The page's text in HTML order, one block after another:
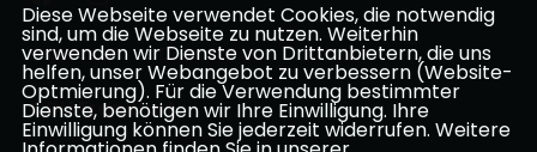
Impressum Datenschutz Kontakt
CDU Frankfurt
Diese Webseite verwendet Cookies, die notwendig
sind, um die Webseite zu nutzen. Weiterhin
verwenden wir Dienste von Drittanbietern, die uns
helfen, unser Webangebot zu verbessern (Website-
Optmierung). Für die Verwendung bestimmter
Dienste, benötigen wir Ihre Einwilligung. Ihre
Einwilligung können Sie jederzeit widerrufen. Weitere